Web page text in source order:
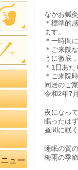
なかお鍼
＊標準的
ます。
＊一時間
＊ご来院
うに徹底
＊1日あ
＊ご来院
同居のご
令和2年7
夜になっ
眠ったは
昼間に眠
睡眠の質
梅雨の季
ュー